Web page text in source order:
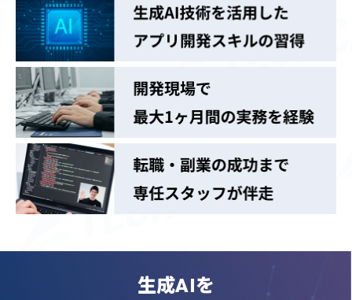
生成AIを